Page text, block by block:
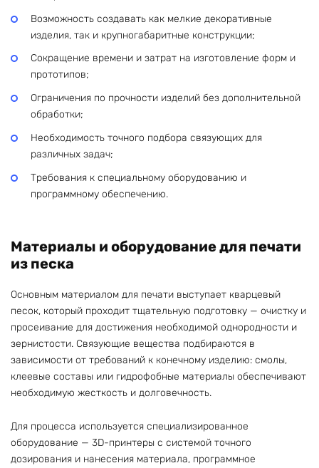
Возможность создавать как мелкие декоративные
изделия, так и крупногабаритные конструкции;
Сокращение времени и затрат на изготовление форм и
прототипов;
Ограничения по прочности изделий без дополнительной
обработки;
Необходимость точного подбора связующих для
различных задач;
Требования к специальному оборудованию и
программному обеспечению.
Материалы и оборудование для печати
из песка
Основным материалом для печати выступает кварцевый
песок, который проходит тщательную подготовку — очистку и
просеивание для достижения необходимой однородности и
зернистости. Связующие вещества подбираются в
зависимости от требований к конечному изделию: смолы,
клеевые составы или гидрофобные материалы обеспечивают
необходимую жесткость и долговечность.
Для процесса используется специализированное
оборудование — 3D-принтеры с системой точного
дозирования и нанесения материала, программное